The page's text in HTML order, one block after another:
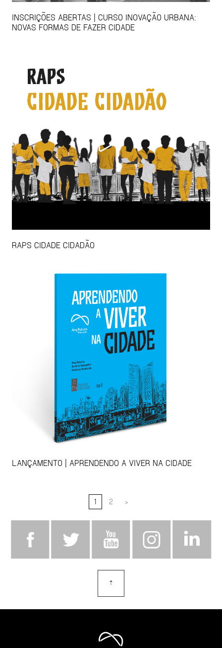
INSCRIÇÕES ABERTAS | CURSO INOVAÇÃO URBANA:
NOVAS FORMAS DE FAZER CIDADE
RAPS CIDADE CIDADÃO
LANÇAMENTO | APRENDENDO A VIVER NA CIDADE
1 2 >
⇡